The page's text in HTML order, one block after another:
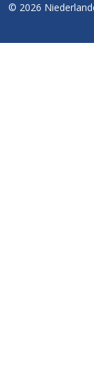
© 2026